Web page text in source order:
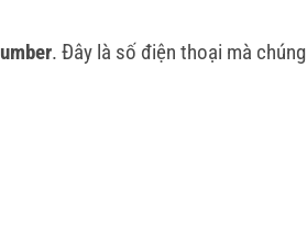
. Đây là số điện thoại mà chúng